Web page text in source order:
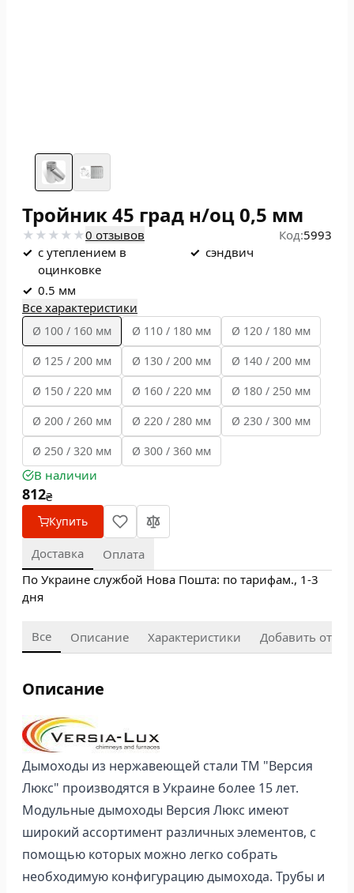
Тройник 45 град н/оц 0,5 мм
0 отзывов Код:5993
✓ с утеплением в
оцинковке
✓ сэндвич
✓ 0.5 мм
Все характеристики
Ø 100 / 160 мм Ø 110 / 180 мм
Ø 120 / 180 мм
Ø 125 / 200 мм
Ø 130 / 200 мм
Ø 140 / 200 мм
Ø 150 / 220 мм
Ø 160 / 220 мм
Ø 180 / 250 мм
Ø 200 / 260 мм
Ø 220 / 280 мм
Ø 230 / 300 мм
Ø 250 / 320 мм
Ø 300 / 360 мм
В наличии
812₴
Купить
Доставка
Оплата
По Украине службой Нова Пошта: по тарифам., 1-3
дня
Все Описание Характеристики Добавить отзыв
Описание
Дымоходы из нержавеющей стали ТМ "Версия
Люкс" производятся в Украине более 15 лет.
Модульные дымоходы Версия Люкс имеют
широкий ассортимент различных элементов, с
помощью которых можно легко собрать
необходимую конфигурацию дымохода. Трубы и